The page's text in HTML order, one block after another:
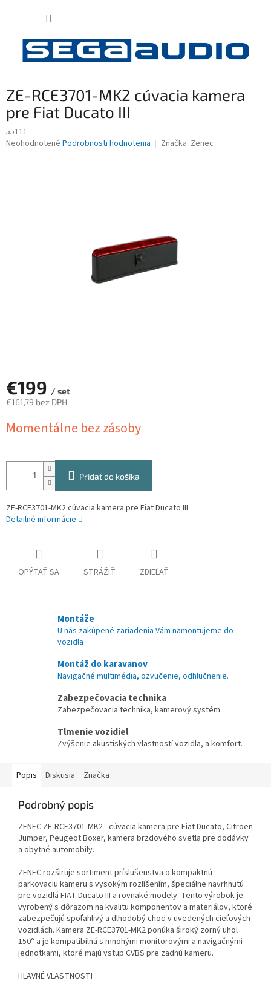
ZE-RCE3701-MK2 cúvacia kamera
pre Fiat Ducato III
55111
Priemerné
Neohodnotené Podrobnosti hodnotenia Značka: Zenec
€199 / set
€161,79 bez DPH
cena:
Momentálne bez zásoby
Pridať do košíka
ZE-RCE3701-MK2 cúvacia kamera pre Fiat Ducato III
Detailné informácie
OPÝTAŤ SA STRÁŽIŤ ZDIEĽAŤ
Montáže
U nás zakúpené zariadenia Vám namontujeme do
vozidla
Montáž do karavanov
Navigačné multimédia, ozvučenie, odhlučnenie.
Zabezpečovacia technika
Zabezpečovacia technika, kamerový systém
Tlmenie vozidiel
Zvýšenie akustiských vlastností vozidla, a komfort.
Popis Diskusia Značka
Podrobný popis
ZENEC ZE-RCE3701-MK2 - cúvacia kamera pre Fiat Ducato, Citroen
Jumper, Peugeot Boxer, kamera brzdového svetla pre dodávky
a obytné automobily.
ZENEC rozširuje sortiment príslušenstva o kompaktnú
parkovaciu kameru s vysokým rozlíšením, špeciálne navrhnutú
pre vozidlá FIAT Ducato III a rovnaké modely. Tento výrobok je
vyrobený s dôrazom na kvalitu komponentov a materiálov, ktoré
zabezpečujú spoľahlivý a dlhodobý chod v uvedených cieľových
vozidlách. Kamera ZE-RCE3701-MK2 ponúka široký zorný uhol
150° a je kompatibilná s mnohými monitorovými a navigačnými
jednotkami, ktoré majú vstup CVBS pre zadnú kameru.
HLAVNÉ VLASTNOSTI